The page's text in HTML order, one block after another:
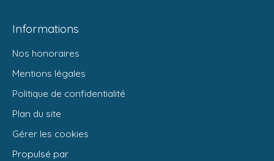
Informations
Nos honoraires
Mentions légales
Politique de confidentialité
Plan du site
Gérer les cookies
Propulsé par